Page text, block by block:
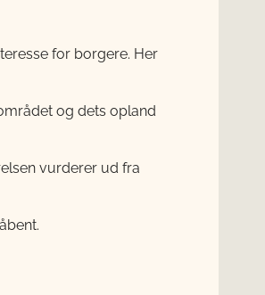
for borgere. Her
og dets opland
vurderer ud fra